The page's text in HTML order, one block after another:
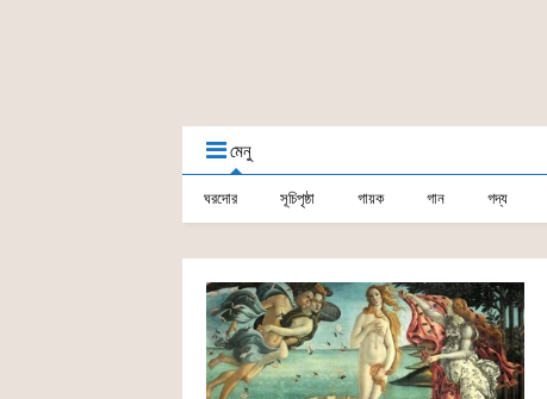
মেনু
ঘরদোর সূচিপৃষ্ঠা গায়ক গান গদ্য